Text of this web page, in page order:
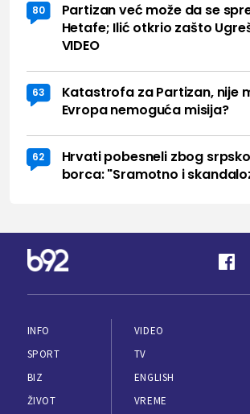
80
Partizan već može da se
Hetafe; Ilić otkrio zašto
VIDEO
63
Katastrofa za Partizan, nije
Evropa nemoguća misija?
62
Hrvati pobesneli zbog
borca: "Sramotno i
INFO
SPORT
BIZ
ŽIVOT
VIDEO
TV
ENGLISH
VREME